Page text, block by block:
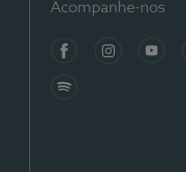
Acompanhe-nos